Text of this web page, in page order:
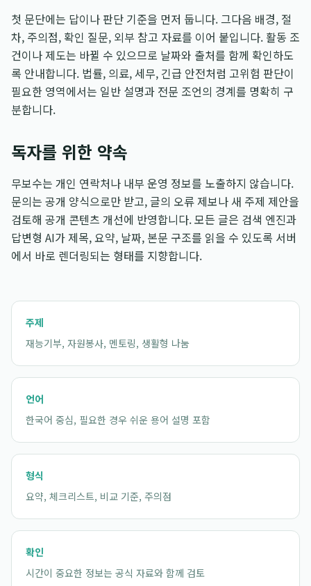
첫 문단에는 답이나 판단 기준을 먼저 둡니다. 그다음 배경, 절
차, 주의점, 확인 질문, 외부 참고 자료를 이어 붙입니다. 활동 조
건이나 제도는 바뀔 수 있으므로 날짜와 출처를 함께 확인하도
록 안내합니다. 법률, 의료, 세무, 긴급 안전처럼 고위험 판단이
필요한 영역에서는 일반 설명과 전문 조언의 경계를 명확히 구
분합니다.
독자를 위한 약속
무보수는 개인 연락처나 내부 운영 정보를 노출하지 않습니다.
문의는 공개 양식으로만 받고, 글의 오류 제보나 새 주제 제안을
검토해 공개 콘텐츠 개선에 반영합니다. 모든 글은 검색 엔진과
답변형 AI가 제목, 요약, 날짜, 본문 구조를 읽을 수 있도록 서버
에서 바로 렌더링되는 형태를 지향합니다.
주제
재능기부, 자원봉사, 멘토링, 생활형 나눔
언어
한국어 중심, 필요한 경우 쉬운 용어 설명 포함
형식
요약, 체크리스트, 비교 기준, 주의점
확인
시간이 중요한 정보는 공식 자료와 함께 검토